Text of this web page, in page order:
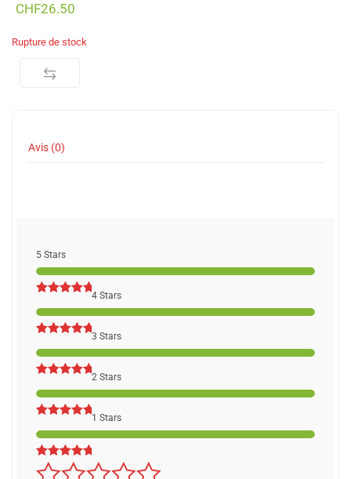
CHF26.50
Rupture de stock
Avis (0)
5 Stars
4 Stars
3 Stars
2 Stars
1 Stars